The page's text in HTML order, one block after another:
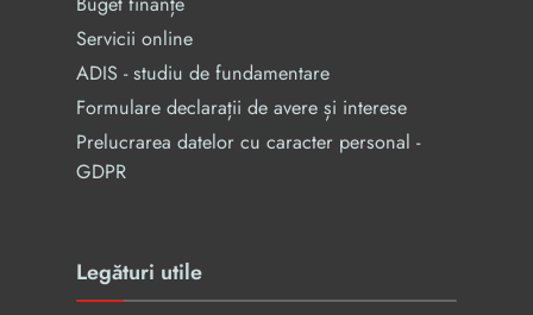
Servicii online
ADIS - studiu de fundamentare
Formulare declarații de avere și interese
Prelucrarea datelor cu caracter personal -
GDPR
Legături utile